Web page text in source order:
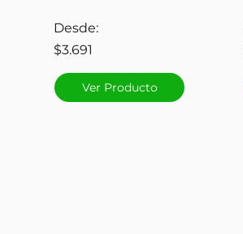
Desde:
$3.691
Ver Producto